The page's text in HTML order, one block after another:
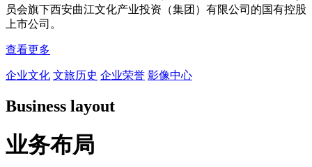
员会旗下西安曲江文化产业投资（集团）有限公司的国有控股
上市公司。
查看更多
企业文化 文旅历史 企业荣誉 影像中心
Business layout
业务布局